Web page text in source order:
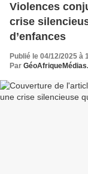
Violences
crise
d’enfances
Publié le 04/12/2025 à
Par